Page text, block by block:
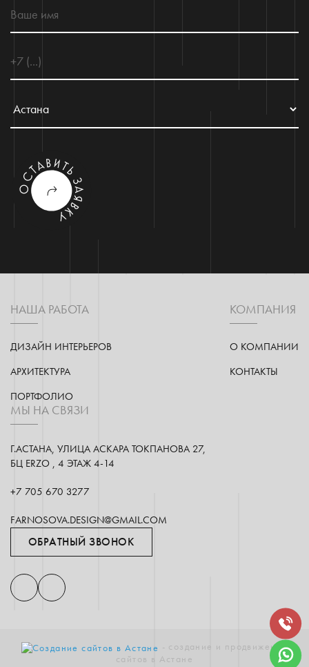
НАША РАБОТА
ДИЗАЙН ИНТЕРЬЕРОВ
АРХИТЕКТУРА
ПОРТФОЛИО
КОМПАНИЯ
О КОМПАНИИ
КОНТАКТЫ
МЫ НА СВЯЗИ
Г.АСТАНА, УЛИЦА АСКАРА ТОКПАНОВА 27,
БЦ ERZO , 4 ЭТАЖ 4-14
+7 705 670 3277
FARNOSOVA.DESIGN@GMAIL.COM
ОБРАТНЫЙ ЗВОНОК
- создание и продвижение
сайтов в Астане